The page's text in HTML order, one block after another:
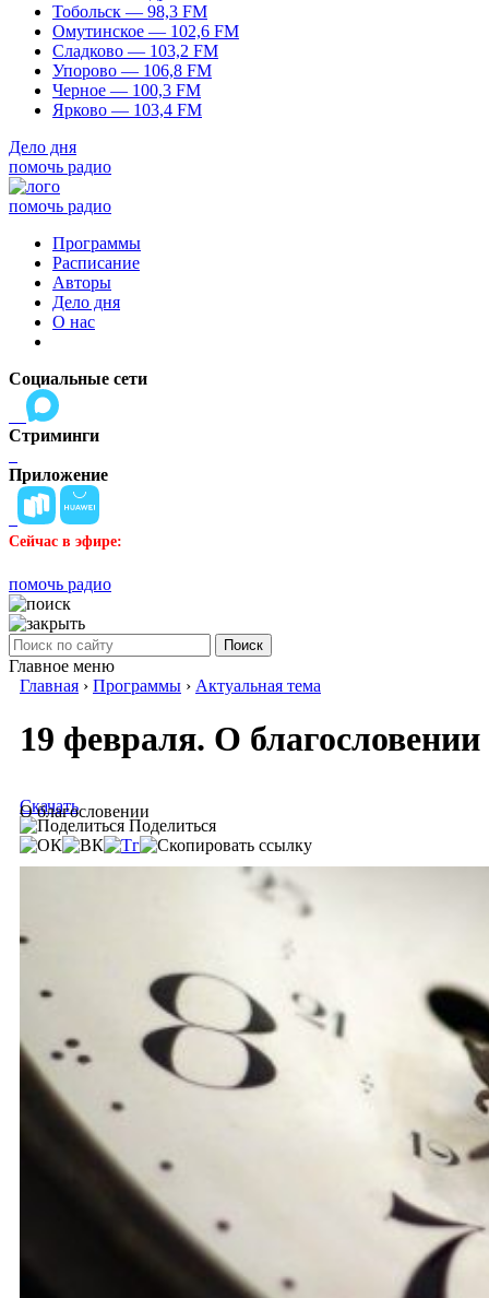
Тобольск — 98,3 FM
Омутинское — 102,6 FM
Сладково — 103,2 FM
Упорово — 106,8 FM
Черное — 100,3 FM
Ярково — 103,4 FM
Дело дня
помочь радио
помочь радио
Программы
Расписание
Авторы
Дело дня
О нас
Социальные сети
Стриминги
Приложение
Сейчас в эфире:
помочь радио
Поиск
Главное меню
Главная › Программы › Актуальная тема
19 февраля. О благословении
О благословении
Скачать
Поделиться